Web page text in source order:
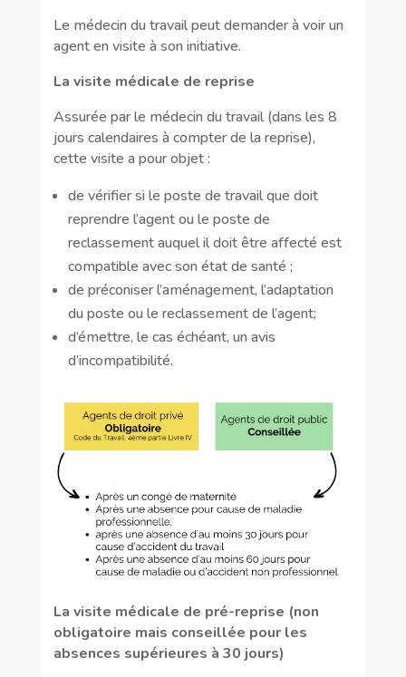
Le médecin du travail peut demander à voir un
agent en visite à son initiative.
La visite médicale de reprise
Assurée par le médecin du travail (dans les 8
jours calendaires à compter de la reprise),
cette visite a pour objet :
de vérifier si le poste de travail que doit
reprendre l’agent ou le poste de
reclassement auquel il doit être affecté est
compatible avec son état de santé ;
de préconiser l’aménagement, l’adaptation
du poste ou le reclassement de l’agent;
d’émettre, le cas échéant, un avis
d’incompatibilité.
La visite médicale de pré-reprise (non
obligatoire mais conseillée pour les
absences supérieures à 30 jours)